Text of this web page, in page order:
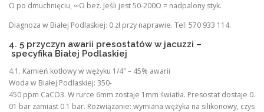
Ω po dmuchnięciu, ∞Ω bez. Jeśli jest 50-200Ω = nadpalony styk.
Diagnoza w Białej Podlaskiej: 0 zł przy naprawie. Tel: 570 933 114.
4. 5 przyczyn awarii presostatów w jacuzzi –
specyfika Białej Podlaskiej
4.1. Kamień kotłowy w wężyku 1/4″ – 45% awarii
Woda w Białej Podlaskiej: 350-
450 ppm CaCO3. W rurce 6mm zostaje 1mm światła. Presostat dostaje 0.
01 bar zamiast 0.1 bar. Rozwiązanie: wymiana wężyka na silikonowy, czys